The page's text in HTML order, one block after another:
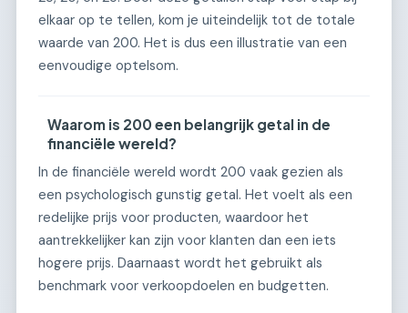
elkaar op te tellen, kom je uiteindelijk tot de totale
waarde van 200. Het is dus een illustratie van een
eenvoudige optelsom.
Waarom is 200 een belangrijk getal in de
financiële wereld?
In de financiële wereld wordt 200 vaak gezien als
een psychologisch gunstig getal. Het voelt als een
redelijke prijs voor producten, waardoor het
aantrekkelijker kan zijn voor klanten dan een iets
hogere prijs. Daarnaast wordt het gebruikt als
benchmark voor verkoopdoelen en budgetten.